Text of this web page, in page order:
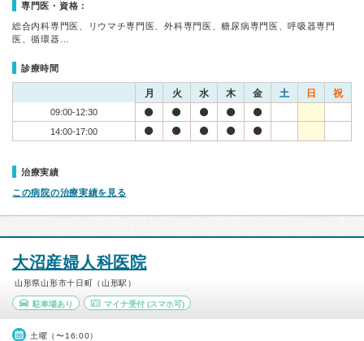
専門医・資格：
総合内科専門医、リウマチ専門医、外科専門医、糖尿病専門医、呼吸器専門
医、循環器…
診療時間
月 火 水 木 金 土 日 祝
09:00-12:30
14:00-17:00
治療実績
この病院の治療実績を見る
大沼産婦人科医院
山形県山形市十日町（山形駅）
駐車場あり マイナ受付(スマホ可)
土曜（〜16:00）